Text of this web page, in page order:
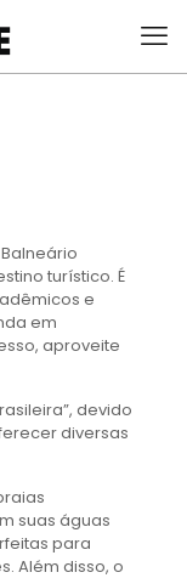
turístico. É
e
em
aproveite
devido
diversas
suas águas
para
Além disso, o